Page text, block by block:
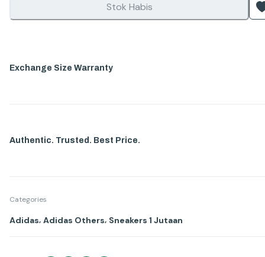
Stok Habis
Exchange Size Warranty
Authentic. Trusted. Best Price.
Categories
Adidas Adidas Others Sneakers 1 Jutaan